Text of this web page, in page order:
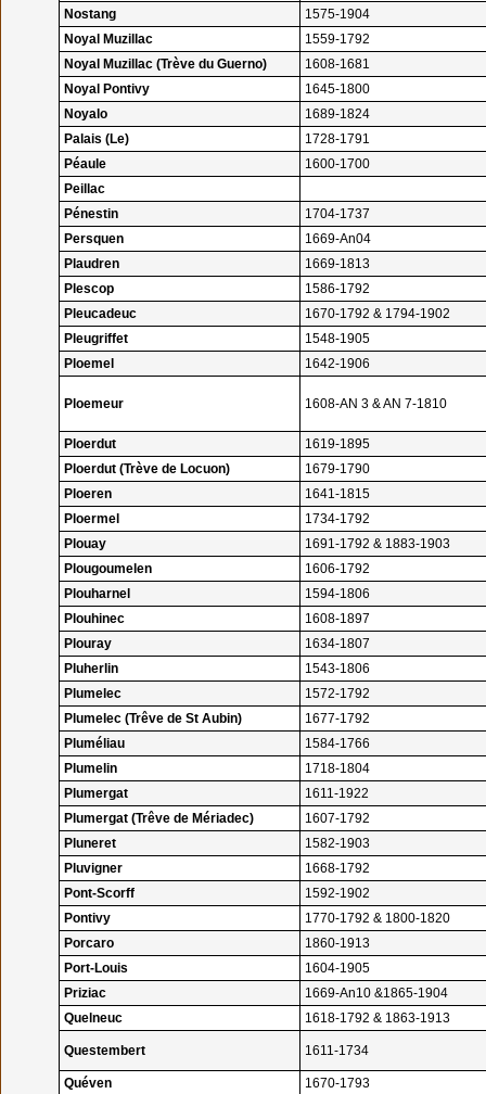
Nostang
1575-1904
Noyal Muzillac
1559-1792
Noyal Muzillac (Trève du Guerno)
1608-1681
Noyal Pontivy
1645-1800
Noyalo
1689-1824
Palais (Le)
1728-1791
Péaule
1600-1700
Peillac
Pénestin
1704-1737
Persquen
1669-An04
Plaudren
1669-1813
Plescop
1586-1792
Pleucadeuc
1670-1792 & 1794-1902
Pleugriffet
1548-1905
Ploemel
1642-1906
Ploemeur 1608-AN 3 & AN 7-1810
Ploerdut
1619-1895
Ploerdut (Trève de Locuon)
1679-1790
Ploeren
1641-1815
Ploermel
1734-1792
Plouay
1691-1792 & 1883-1903
Plougoumelen
1606-1792
Plouharnel
1594-1806
Plouhinec
1608-1897
Plouray
1634-1807
Pluherlin
1543-1806
Plumelec
1572-1792
Plumelec (Trêve de St Aubin)
1677-1792
Pluméliau
1584-1766
Plumelin
1718-1804
Plumergat
1611-1922
Plumergat (Trêve de Mériadec)
1607-1792
Pluneret
1582-1903
Pluvigner
1668-1792
Pont-Scorff
1592-1902
Pontivy
1770-1792 & 1800-1820
Porcaro
1860-1913
Port-Louis
1604-1905
Priziac
1669-An10 &1865-1904
Quelneuc
1618-1792 & 1863-1913
Questembert 1611-1734
Quéven
1670-1793